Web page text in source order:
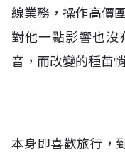
線業務，操作高價
對他一點影響也沒
音，而改變的種苗
本身即喜歡旅行，